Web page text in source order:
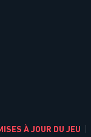
À JOUR DU JEU